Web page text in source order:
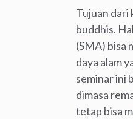
Tujuan dari
buddhis.
(SMA) bisa
daya alam
seminar ini
dimasa
tetap bisa